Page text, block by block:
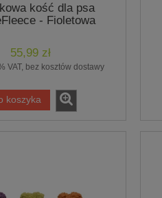
kość dla psa
- Fioletowa
55,99 zł
VAT, bez kosztów dostawy
koszyka